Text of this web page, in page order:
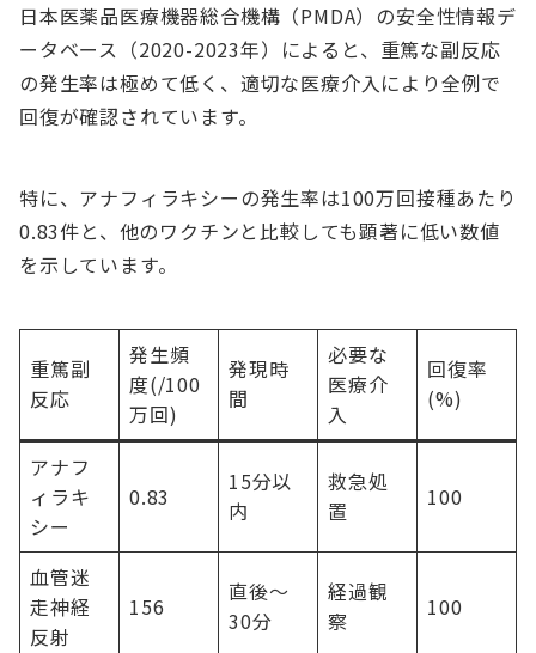
日本医薬品医療機器総合機構（PMDA）の安全性情報デ
ータベース（2020-2023年）によると、重篤な副反応
の発生率は極めて低く、適切な医療介入により全例で
回復が確認されています。
特に、アナフィラキシーの発生率は100万回接種あたり
0.83件と、他のワクチンと比較しても顕著に低い数値
を示しています。
重篤副
反応
発生頻
度(/100
万回)
発現時
間
必要な
医療介
入
回復率
(%)
アナフ
ィラキ
シー
0.83
15分以
内
救急処
置
100
血管迷
走神経
反射
156
直後～
30分
経過観
察
100